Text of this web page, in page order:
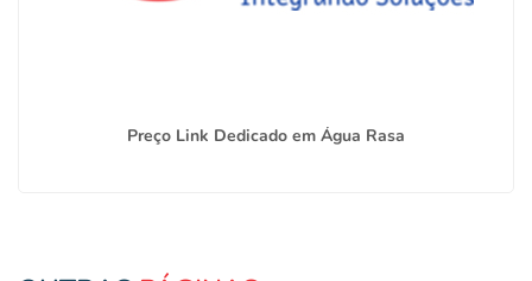
Preço Link Dedicado em Água Rasa